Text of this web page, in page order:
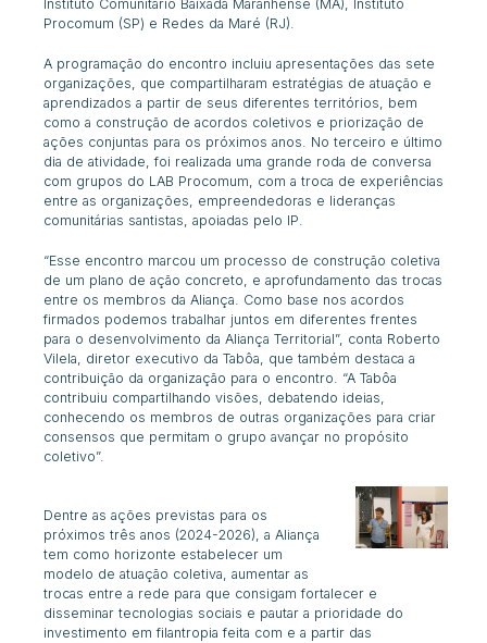
Instituto Comunitário Baixada Maranhense (MA), Instituto
Procomum (SP) e Redes da Maré (RJ).
A programação do encontro incluiu apresentações das sete
organizações, que compartilharam estratégias de atuação e
aprendizados a partir de seus diferentes territórios, bem
como a construção de acordos coletivos e priorização de
ações conjuntas para os próximos anos. No terceiro e último
dia de atividade, foi realizada uma grande roda de conversa
com grupos do LAB Procomum, com a troca de experiências
entre as organizações, empreendedoras e lideranças
comunitárias santistas, apoiadas pelo IP.
“Esse encontro marcou um processo de construção coletiva
de um plano de ação concreto, e aprofundamento das trocas
entre os membros da Aliança. Como base nos acordos
firmados podemos trabalhar juntos em diferentes frentes
para o desenvolvimento da Aliança Territorial”, conta Roberto
Vilela, diretor executivo da Tabôa, que também destaca a
contribuição da organização para o encontro. “A Tabôa
contribuiu compartilhando visões, debatendo ideias,
conhecendo os membros de outras organizações para criar
consensos que permitam o grupo avançar no propósito
coletivo”.
Dentre as ações previstas para os
próximos três anos (2024-2026), a Aliança
tem como horizonte estabelecer um
modelo de atuação coletiva, aumentar as
trocas entre a rede para que consigam fortalecer e
disseminar tecnologias sociais e pautar a prioridade do
investimento em filantropia feita com e a partir das